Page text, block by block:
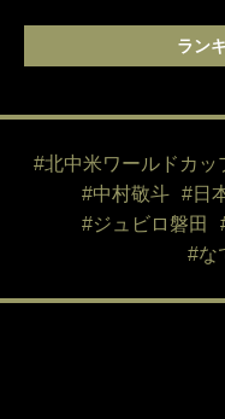
ラン
#北中米ワールドカッ
#中村敬斗
#日
#ジュビロ磐田
#な